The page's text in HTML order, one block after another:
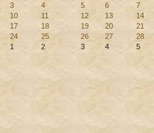
3 4 5 6
7
10 11 12 13
14
17 18 19 20
21
24 25 26 27
28
1 2 3 4
5